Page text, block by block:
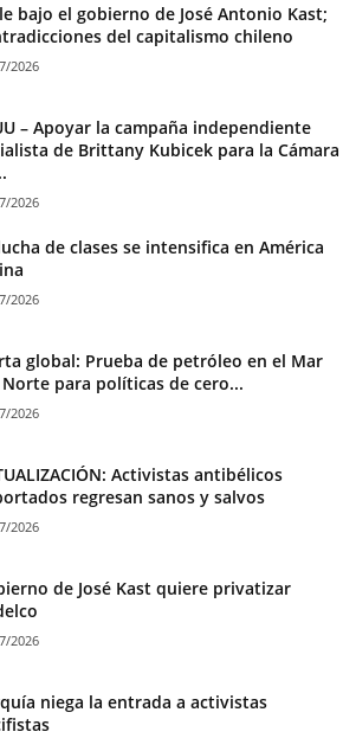
bajo el gobierno de José Antonio Kast;
del capitalismo chileno
2026
– Apoyar la campaña independiente
de Brittany Kubicek para la Cámara
2026
de clases se intensifica en América
2026
global: Prueba de petróleo en el Mar
para políticas de cero...
2026
Activistas antibélicos
regresan sanos y salvos
2026
de José Kast quiere privatizar
2026
niega la entrada a activistas